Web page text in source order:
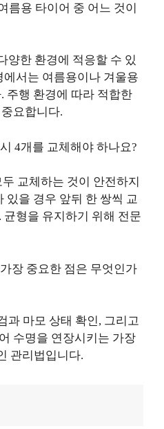
름용 타이어 중 어느 것이
양한 환경에 적응할 수 있
서는 여름용이나 겨울용
주행 환경에 따라 적합한
요합니다.
4개를 교체해야 하나요?
교체하는 것이 안전하지
있을 경우 앞뒤 한 쌍씩 교
형을 유지하기 위해 전문
장 중요한 점은 무엇인가
과 마모 상태 확인, 그리고
수명을 연장시키는 가장
관리법입니다.